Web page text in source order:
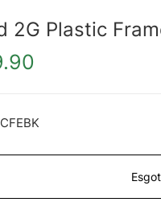
2G Plastic